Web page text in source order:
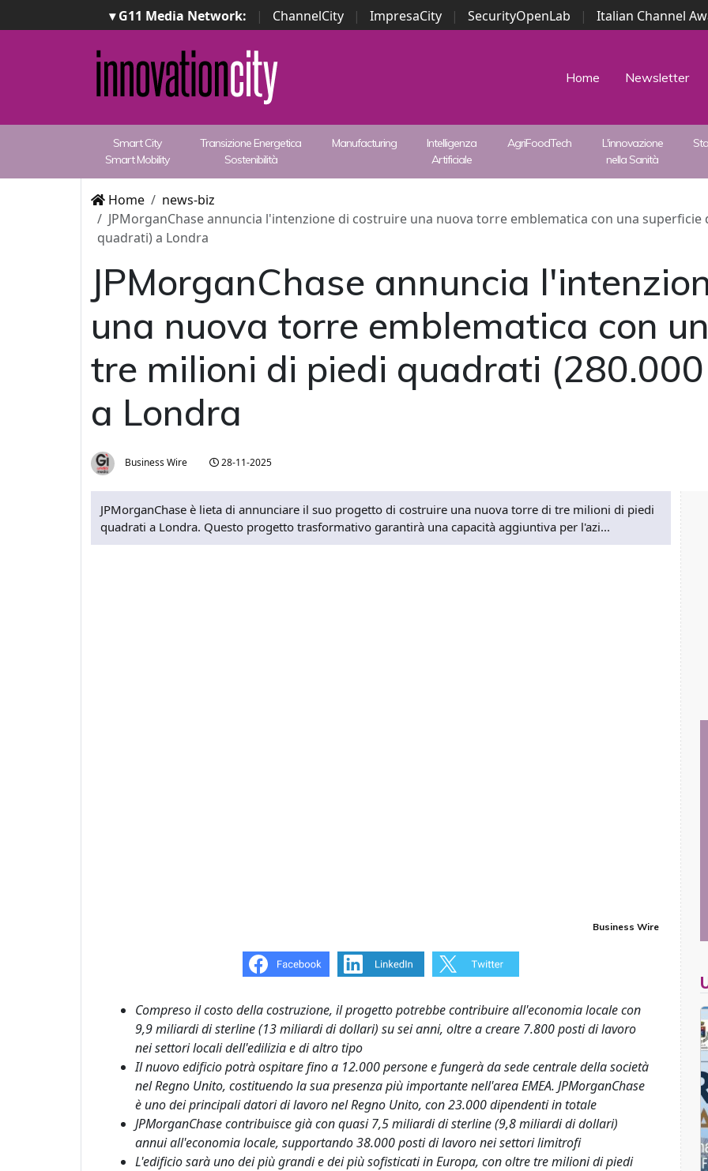
▾ G11 Media Network: | ChannelCity | ImpresaCity | SecurityOpenLab | Italian Channel
Security Awards | ...
Home Newsletter
Smart City
Smart Mobility
Transizione Energetica
Sostenibilità
Manufacturing
Intelligenza
Artificiale
AgriFoodTech
L'innovazione
nella Sanità
Home
news-biz
JPMorganChase annuncia l'intenzione di costruire una nuova torre emblematica con una
quadrati) a Londra
JPMorganChase annuncia
una nuova torre emblematica con
tre milioni di piedi quadrati
a Londra
Business Wire 28-11-2025
JPMorganChase è lieta di annunciare il suo progetto di costruire una nuova torre di tre milioni di piedi
quadrati a Londra. Questo progetto trasformativo garantirà una capacità aggiuntiva per l'azi...
Business Wire
Compreso il costo della costruzione, il progetto potrebbe contribuire all'economia locale con
9,9 miliardi di sterline (13 miliardi di dollari) su sei anni, oltre a creare 7.800 posti di lavoro
nei settori locali dell'edilizia e di altro tipo
Il nuovo edificio potrà ospitare fino a 12.000 persone e fungerà da sede centrale della società
nel Regno Unito, costituendo la sua presenza più importante nell'area EMEA. JPMorganChase
è uno dei principali datori di lavoro nel Regno Unito, con 23.000 dipendenti in totale
JPMorganChase contribuisce già con quasi 7,5 miliardi di sterline (9,8 miliardi di dollari)
annui all'economia locale, supportando 38.000 posti di lavoro nei settori limitrofi
L'edificio sarà uno dei più grandi e dei più sofisticati in Europa, con oltre tre milioni di piedi